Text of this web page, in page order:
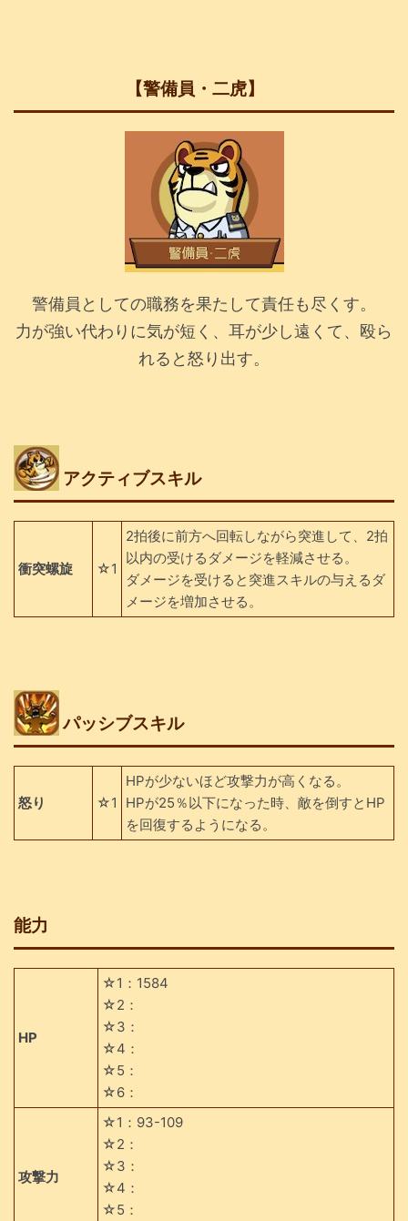
【警備員・二虎】
警備員としての職務を果たして責任も尽くす。
力が強い代わりに気が短く、耳が少し遠くて、殴ら
れると怒り出す。
アクティブスキル
衝突螺旋 ☆1
2拍後に前方へ回転しながら突進して、2拍
以内の受けるダメージを軽減させる。
ダメージを受けると突進スキルの与えるダ
メージを増加させる。
パッシブスキル
怒り ☆1
HPが少ないほど攻撃力が高くなる。
HPが25％以下になった時、敵を倒すとHP
を回復するようになる。
能力
HP
☆1：1584
☆2：
☆3：
☆4：
☆5：
☆6：
攻撃力
☆1：93-109
☆2：
☆3：
☆4：
☆5：